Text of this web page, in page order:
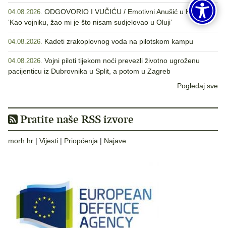
04.08.2026. ODGOVORIO I VUČIĆU / Emotivni Anušić u Kninu:
‘Kao vojniku, žao mi je što nisam sudjelovao u Oluji’
04.08.2026. Kadeti zrakoplovnog voda na pilotskom kampu
04.08.2026. Vojni piloti tijekom noći prevezli životno ugroženu
pacijenticu iz Dubrovnika u Split, a potom u Zagreb
Pogledaj sve
Pratite naše RSS izvore
morh.hr | Vijesti | Priopćenja | Najave